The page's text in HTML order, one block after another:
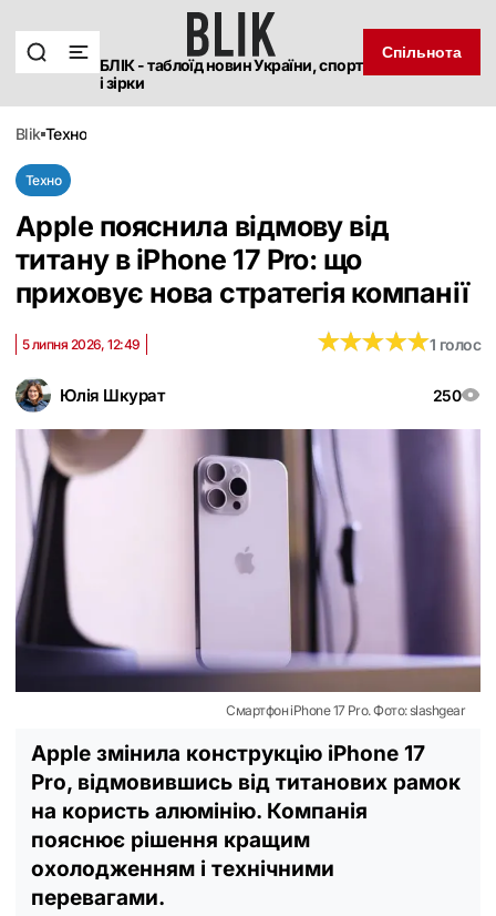
БЛІК - таблоїд новин України, спорт
і зірки
Спільнота
blik техно
Техно
Apple пояснила відмову від
титану в iPhone 17 Pro: що
приховує нова стратегія компанії
Юлія Шкурат 250
5 липня 2026, 12:49 ★★★★★
★★★★★1 голос
Смартфон iPhone 17 Pro. Фото: slashgear
Apple змінила конструкцію iPhone 17
Pro, відмовившись від титанових рамок
на користь алюмінію. Компанія
пояснює рішення кращим
охолодженням і технічними
перевагами.